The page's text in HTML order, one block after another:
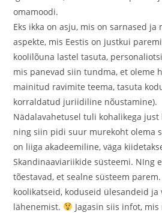
omamoodi.
Eks ikka on asju, mis on sarnased
aspekte, mis Eestis on justkui
koolilõuna lastel tasuta,
mis panevad siin tundma, et oleme
mainitud ravimite teema, tasuta
korraldatud juriidiline nõustamine).
Nädalavahetusel tuli kohalikega
ning siin pidi suur murekoht olema
on liiga akadeemiline, väga
Skandinaaviariikide süsteemi. NIng
tõestavad, et sealne süsteem
koolikatseid, koduseid ülesandeid ja
lähenemist.
Jagasin siis infot,